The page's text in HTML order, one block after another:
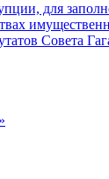
для
Совета